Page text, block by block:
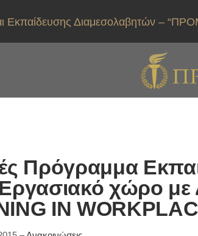
Εκπαίδευσης Διαμεσολαβητών –
Πρόγραμμα
χώρο
IN